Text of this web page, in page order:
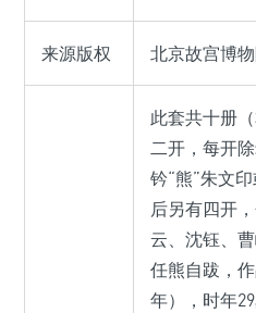
来源版权 北京故宫博
此套共十册
二开，每开
钤“熊”朱文
后另有四开
云、沈钰、
任熊自跋，
年），时年29